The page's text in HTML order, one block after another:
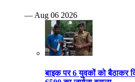
— Aug 06 2026
बाइक पर 6 युवकों को बैठाकर